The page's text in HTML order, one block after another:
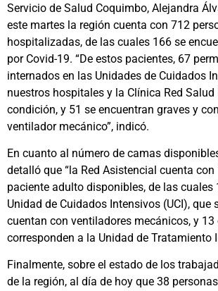
Servicio de Salud Coquimbo, Alejandra
este martes la región cuenta con 712
hospitalizadas, de las cuales 166 se
por Covid-19. “De estos pacientes, 67
internados en las Unidades de Cuidados
nuestros hospitales y la Clínica Red Salud
condición, y 51 se encuentran graves y
ventilador mecánico”, indicó.
En cuanto al número de camas
detalló que “la Red Asistencial cuenta
paciente adulto disponibles, de las cuales
Unidad de Cuidados Intensivos (UCI), que
cuentan con ventiladores mecánicos, y 13
corresponden a la Unidad de Tratamiento
Finalmente, sobre el estado de los
de la región, al día de hoy que 38